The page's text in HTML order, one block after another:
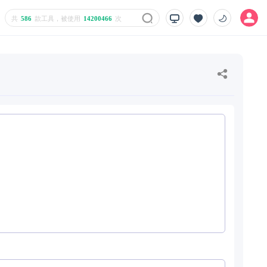
共 586 款工具，被使用 14200466 次